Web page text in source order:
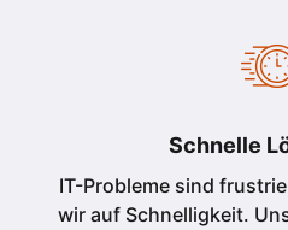
Schnelle
IT-Probleme sind
wir auf Schnelligkeit.